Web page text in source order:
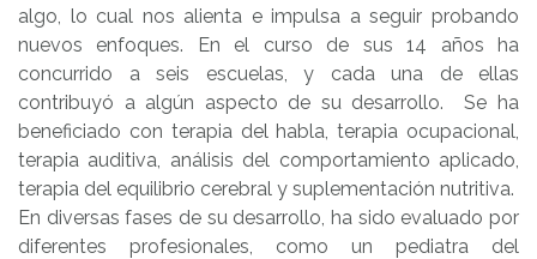
algo, lo cual nos alienta e impulsa a seguir probando
nuevos enfoques. En el curso de sus 14 años ha
concurrido a seis escuelas, y cada una de ellas
contribuyó a algún aspecto de su desarrollo. Se ha
beneficiado con terapia del habla, terapia ocupacional,
terapia auditiva, análisis del comportamiento aplicado,
terapia del equilibrio cerebral y suplementación nutritiva.
En diversas fases de su desarrollo, ha sido evaluado por
diferentes profesionales, como un pediatra del